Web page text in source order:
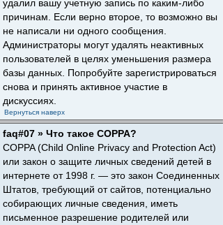
удалил вашу учетную запись по каким-либо
причинам. Если верно второе, то возможно вы
не написали ни одного сообщения.
Администраторы могут удалять неактивных
пользователей в целях уменьшения размера
базы данных. Попробуйте зарегистрироваться
снова и принять активное участие в
дискуссиях.
Вернуться наверх
faq#07 » Что такое COPPA?
COPPA (Child Online Privacy and Protection Act)
или закон о защите личных сведений детей в
интернете от 1998 г. — это закон Соединенных
Штатов, требующий от сайтов, потенциально
собирающих личные сведения, иметь
письменное разрешение родителей или